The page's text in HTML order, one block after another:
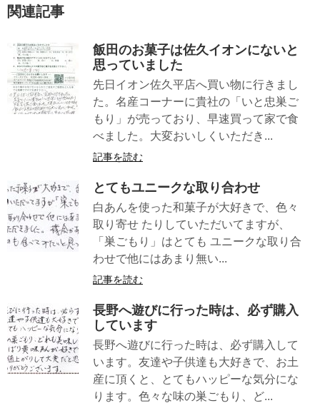
関連記事
飯田のお菓子は佐久イオンにないと
思っていました
先日イオン佐久平店へ買い物に行きまし
た。名産コーナーに貴社の「いと忠巣ご
もり」が売っており、早速買って家で食
べました。大変おいしくいただき...
記事を読む
とてもユニークな取り合わせ
白あんを使った和菓子が大好きで、色々
取り寄せ たりしていただいてますが、
「巣ごもり」はとても ユニークな取り合
わせで他にはあまり無い...
記事を読む
長野へ遊びに行った時は、必ず購入
しています
長野へ遊びに行った時は、必ず購入して
います。友達や子供達も大好きで、お土
産に頂くと、とてもハッピーな気分にな
ります。色々な味の巣ごもり、ど...